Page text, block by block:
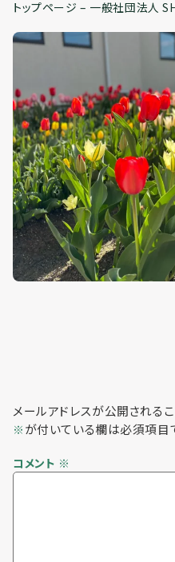
トップページ – 一般社団法人
メールアドレスが公開されるこ
※ が付いている欄は必須項目
コメント ※